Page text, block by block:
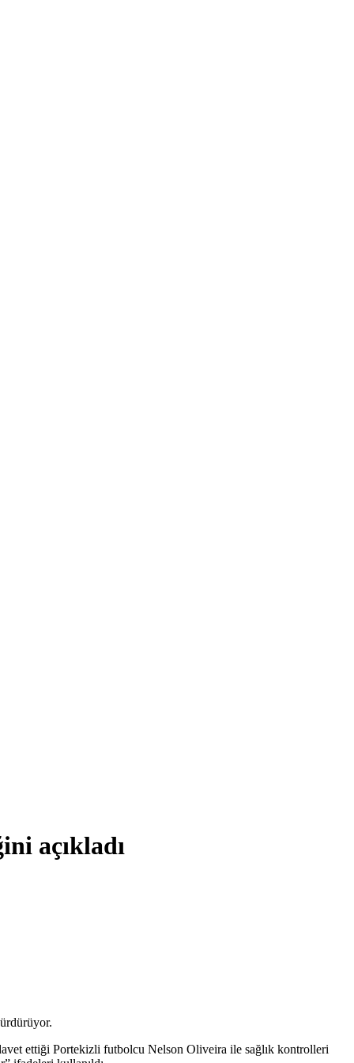
açıkladı
ettiği Portekizli futbolcu Nelson Oliveira ile sağlık kontrolleri